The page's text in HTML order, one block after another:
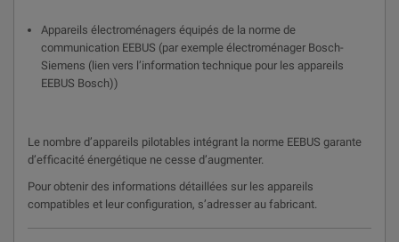
Appareils électroménagers équipés de la norme de
communication EEBUS (par exemple électroménager Bosch-
Siemens (lien vers l’information technique pour les appareils
EEBUS Bosch))
Le nombre d’appareils pilotables intégrant la norme EEBUS garante
d’efficacité énergétique ne cesse d’augmenter.
Pour obtenir des informations détaillées sur les appareils
compatibles et leur configuration, s’adresser au fabricant.